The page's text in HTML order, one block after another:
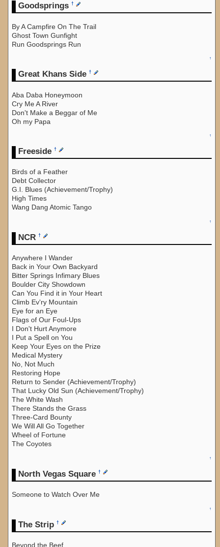
Goodsprings†
By A Campfire On The Trail
Ghost Town Gunfight
Run Goodsprings Run
↑
Great Khans Side†
Aba Daba Honeymoon
Cry Me A River
Don't Make a Beggar of Me
Oh my Papa
↑
Freeside†
Birds of a Feather
Debt Collector
G.I. Blues (Achievement/Trophy)
High Times
Wang Dang Atomic Tango
↑
NCR†
Anywhere I Wander
Back in Your Own Backyard
Bitter Springs Infimary Blues
Boulder City Showdown
Can You Find it in Your Heart
Climb Ev'ry Mountain
Eye for an Eye
Flags of Our Foul-Ups
I Don't Hurt Anymore
I Put a Spell on You
Keep Your Eyes on the Prize
Medical Mystery
No, Not Much
Restoring Hope
Return to Sender (Achievement/Trophy)
That Lucky Old Sun (Achievement/Trophy)
The White Wash
There Stands the Grass
Three-Card Bounty
We Will All Go Together
Wheel of Fortune
The Coyotes
↑
North Vegas Square†
Someone to Watch Over Me
↑
The Strip†
Beyond the Beef